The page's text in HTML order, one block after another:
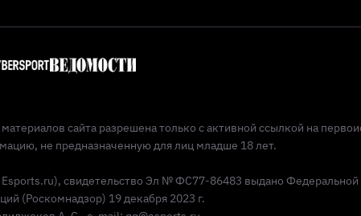
сайта разрешена только с активной ссылкой на
не предназначенную для лиц младше 18 лет.
Esports.ru), свидетельство Эл № ФС77-86483 выдано
(Роскомнадзор) 19 декабря 2023 г.